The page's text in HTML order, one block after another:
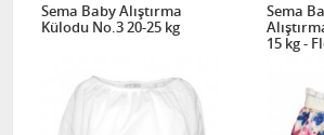
Sema Baby Alıştırma
Külodu No.3 20-25 kg
Sema
15 kg -